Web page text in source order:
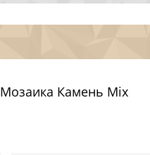
Мозаика Камень Mix